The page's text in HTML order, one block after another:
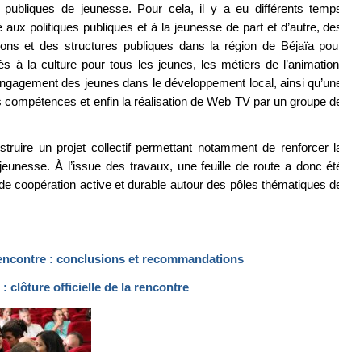
de jeunesse. Pour cela, il y a eu différents
politiques publiques et à la jeunesse de part et d’autre,
et des structures publiques dans la région de Béjaïa
à la culture pour tous les jeunes, les métiers de
des jeunes dans le développement local, ainsi
et enfin la réalisation de Web TV par un groupe
un projet collectif permettant notamment de renforcer
À l’issue des travaux, une feuille de route a donc
coopération active et durable autour des pôles thématiques
: conclusions et recommandations
clôture officielle de la rencontre